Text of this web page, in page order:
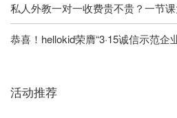
私人外教一对一收费贵不贵？一节
恭喜！hellokid荣膺“3·15诚信示范企
活动推荐